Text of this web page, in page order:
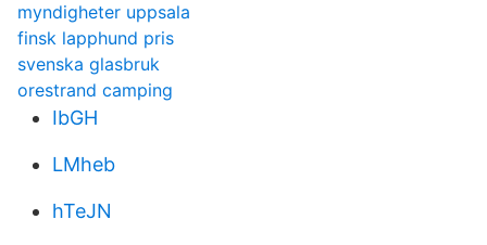
myndigheter uppsala
finsk lapphund pris
svenska glasbruk
orestrand camping
IbGH
LMheb
hTeJN